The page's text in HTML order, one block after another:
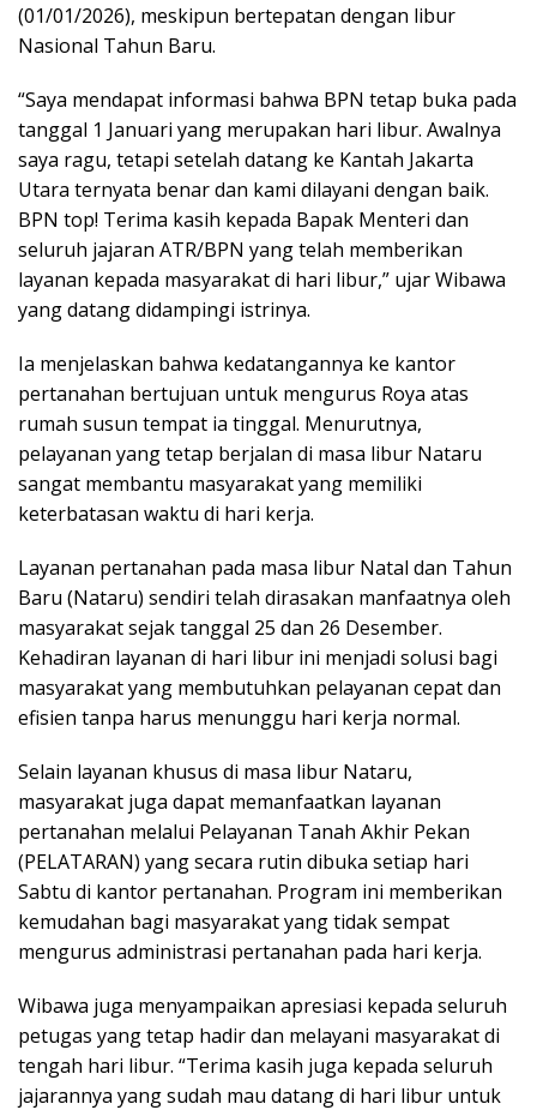
(01/01/2026), meskipun bertepatan dengan libur
Nasional Tahun Baru.
“Saya mendapat informasi bahwa BPN tetap buka pada
tanggal 1 Januari yang merupakan hari libur. Awalnya
saya ragu, tetapi setelah datang ke Kantah Jakarta
Utara ternyata benar dan kami dilayani dengan baik.
BPN top! Terima kasih kepada Bapak Menteri dan
seluruh jajaran ATR/BPN yang telah memberikan
layanan kepada masyarakat di hari libur,” ujar Wibawa
yang datang didampingi istrinya.
Ia menjelaskan bahwa kedatangannya ke kantor
pertanahan bertujuan untuk mengurus Roya atas
rumah susun tempat ia tinggal. Menurutnya,
pelayanan yang tetap berjalan di masa libur Nataru
sangat membantu masyarakat yang memiliki
keterbatasan waktu di hari kerja.
Layanan pertanahan pada masa libur Natal dan Tahun
Baru (Nataru) sendiri telah dirasakan manfaatnya oleh
masyarakat sejak tanggal 25 dan 26 Desember.
Kehadiran layanan di hari libur ini menjadi solusi bagi
masyarakat yang membutuhkan pelayanan cepat dan
efisien tanpa harus menunggu hari kerja normal.
Selain layanan khusus di masa libur Nataru,
masyarakat juga dapat memanfaatkan layanan
pertanahan melalui Pelayanan Tanah Akhir Pekan
(PELATARAN) yang secara rutin dibuka setiap hari
Sabtu di kantor pertanahan. Program ini memberikan
kemudahan bagi masyarakat yang tidak sempat
mengurus administrasi pertanahan pada hari kerja.
Wibawa juga menyampaikan apresiasi kepada seluruh
petugas yang tetap hadir dan melayani masyarakat di
tengah hari libur. “Terima kasih juga kepada seluruh
jajarannya yang sudah mau datang di hari libur untuk